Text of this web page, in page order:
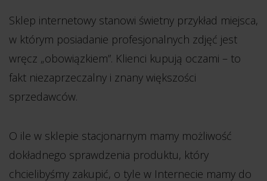
Sklep internetowy stanowi świetny przykład miejsca,
w którym posiadanie profesjonalnych zdjęć jest
wręcz „obowiązkiem”. Klienci kupują oczami – to
fakt niezaprzeczalny i znany większości
sprzedawców.
O ile w sklepie stacjonarnym mamy możliwość
dokładnego sprawdzenia produktu, który
chcielibyśmy zakupić, o tyle w Internecie mamy do